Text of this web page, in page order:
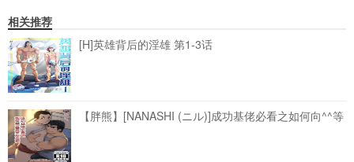
相关推荐
[H]英雄背后的淫雄 第1-3话
【胖熊】[NANASHI (ニル)]成功基佬必看之如何向^^等